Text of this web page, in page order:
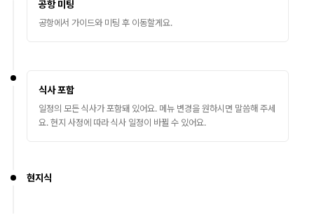
공항 미팅
공항에서 가이드와 미팅 후 이동할게요.
식사 포함
일정의 모든 식사가 포함돼 있어요. 메뉴 변경을 원하시면 말씀해 주세
요. 현지 사정에 따라 식사 일정이 바뀔 수 있어요.
현지식